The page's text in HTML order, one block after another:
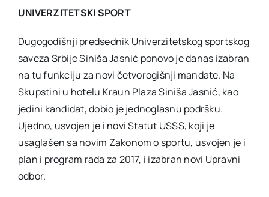
Akti SSAB
Kontakt
UNIVERZITETSKI SPORT
Dugogodišnji predsednik Univerzitetskog sportskog
saveza Srbije Siniša Jasnić ponovo je danas izabran
na tu funkciju za novi četvorogišnji mandate. Na
Skupstini u hotelu Kraun Plaza Siniša Jasnić, kao
jedini kandidat, dobio je jednoglasnu podršku.
Ujedno, usvojen je i novi Statut USSS, koji je
usaglašen sa novim Zakonom o sportu, usvojen je i
plan i program rada za 2017, i izabran novi Upravni
odbor.